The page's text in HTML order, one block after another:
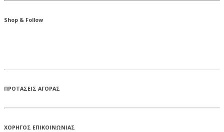
Shop & Follow
ΠΡΟΤΑΣΕΙΣ ΑΓΟΡΑΣ
ΧΟΡΗΓΟΣ ΕΠΙΚΟΙΝΩΝΙΑΣ